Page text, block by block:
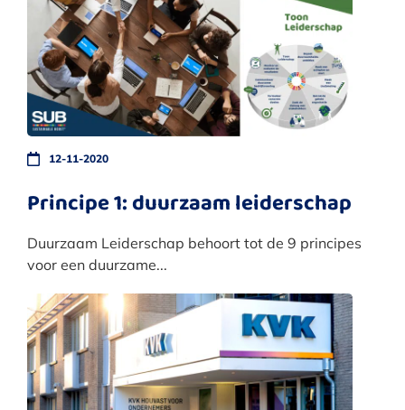
12-11-2020
Principe 1: duurzaam leiderschap
Duurzaam Leiderschap behoort tot de 9 principes
voor een duurzame...